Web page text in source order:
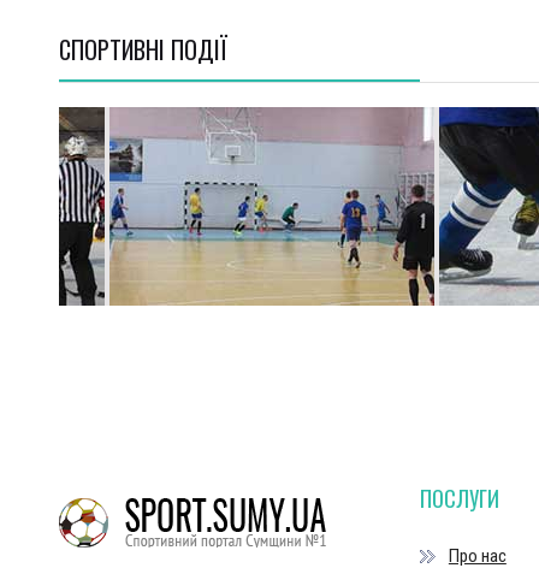
СПОРТИВНI ПОДІЇ
ПОСЛУГИ
Про нас